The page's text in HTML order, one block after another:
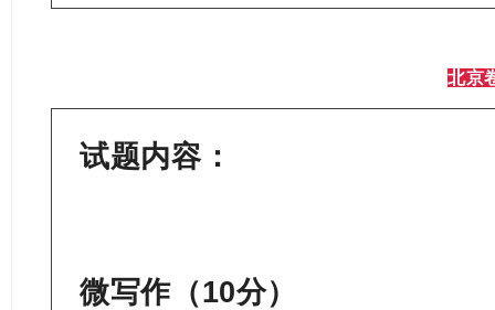
北京
试题内容：
微写作（10分）